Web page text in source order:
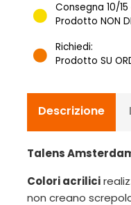
Consegna 10/15
Prodotto NON
Richiedi:
Prodotto SU
Descrizione
Talens
Colori acrilici
non creano